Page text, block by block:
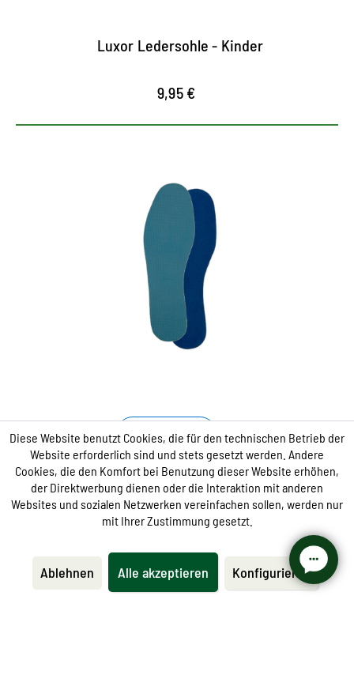
Luxor Ledersohle - Kinder
9,95 €
Ultradünne Vliessohle für
frische Füße
optimale Feuchtigkeitsaufnahme
mit hygienisch frischen Duft
sorgt für ein optimales Schuhklima
Anti-Geruch
Fast &Fresh Frische Sohle
6,95 €
Diese Website benutzt Cookies, die für den technischen Betrieb der
Website erforderlich sind und stets gesetzt werden. Andere
Cookies, die den Komfort bei Benutzung dieser Website erhöhen,
der Direktwerbung dienen oder die Interaktion mit anderen
Websites und sozialen Netzwerken vereinfachen sollen, werden nur
mit Ihrer Zustimmung gesetzt.
Ablehnen Alle akzeptieren Konfigurieren